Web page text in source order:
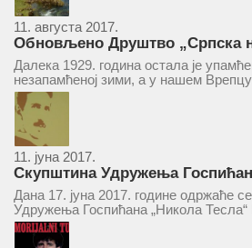
11. августа 2017.
Обновљено Друштво „Српска
и књижница“ у Врепцу
Далека 1929. година остала је
незапамћеној зими, а у нашем
Друштва „Српска народна читаоница
Врепцу“. Потакнути потребом за
уздизањем група...
11. јуна 2017.
Скупштина Удружења
у суботу 17. јуна 2017.
Дана 17. јуна 2017. године одржаће
Удружења Госпићана „Никола
ће се одржати у простору ресторана
9 Београд, у 11 часова. За Скупштину